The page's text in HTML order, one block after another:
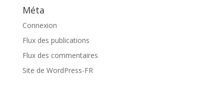
Méta
Connexion
Flux des publications
Flux des commentaires
Site de WordPress-FR